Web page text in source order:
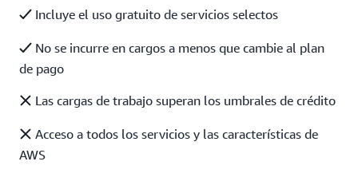
Incluye el uso gratuito de servicios selectos
No se incurre en cargos a menos que cambie al plan
de pago
Las cargas de trabajo superan los umbrales de crédito
Acceso a todos los servicios y las características de
AWS